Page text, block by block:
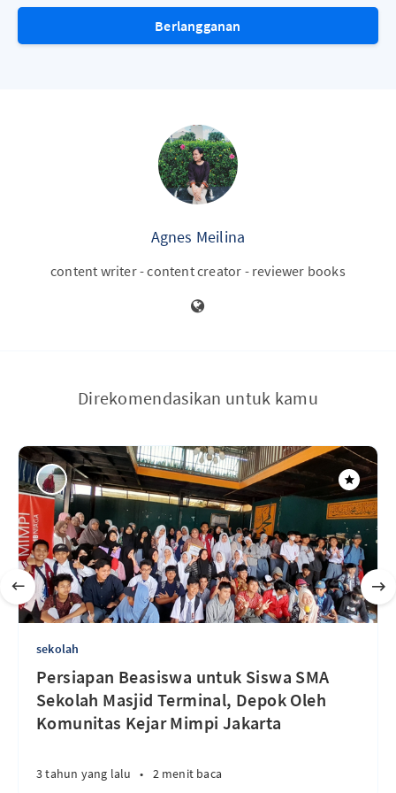
Berlangganan
Agnes Meilina
content writer - content creator - reviewer books
Direkomendasikan untuk kamu
sekolah
Persiapan Beasiswa untuk Siswa SMA
Sekolah Masjid Terminal, Depok Oleh
Komunitas Kejar Mimpi Jakarta
3 tahun yang lalu • 2 menit baca